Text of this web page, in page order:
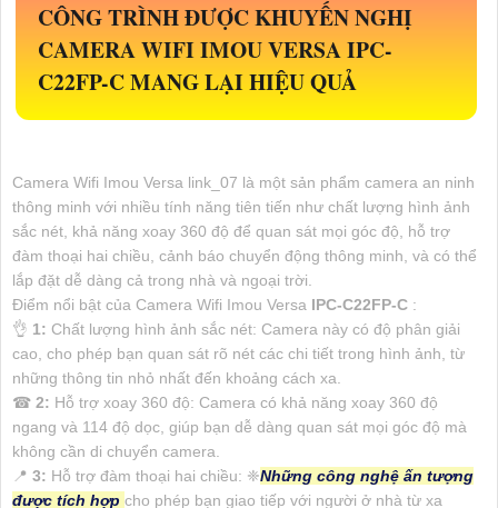
CÔNG TRÌNH ĐƯỢC KHUYẾN NGHỊ
CAMERA WIFI IMOU VERSAIPC-
C22FP-CMANG LẠI HIỆU QUẢ
Camera Wifi Imou Versa link_07 là một sản phẩm camera an ninh
thông minh với nhiều tính năng tiên tiến như chất lượng hình ảnh
sắc nét, khả năng xoay 360 độ để quan sát mọi góc độ, hỗ trợ
đàm thoại hai chiều, cảnh báo chuyển động thông minh, và có thể
lắp đặt dễ dàng cả trong nhà và ngoại trời.
Điểm nổi bật của Camera Wifi Imou Versa IPC-C22FP-C :
👌 1: Chất lượng hình ảnh sắc nét: Camera này có độ phân giải
cao, cho phép bạn quan sát rõ nét các chi tiết trong hình ảnh, từ
những thông tin nhỏ nhất đến khoảng cách xa.
☎ 2: Hỗ trợ xoay 360 độ: Camera có khả năng xoay 360 độ
ngang và 114 độ dọc, giúp bạn dễ dàng quan sát mọi góc độ mà
không cần di chuyển camera.
📍 3: Hỗ trợ đàm thoại hai chiều: ❈Những công nghệ ấn tượng
được tích hợp cho phép bạn giao tiếp với người ở nhà từ xa